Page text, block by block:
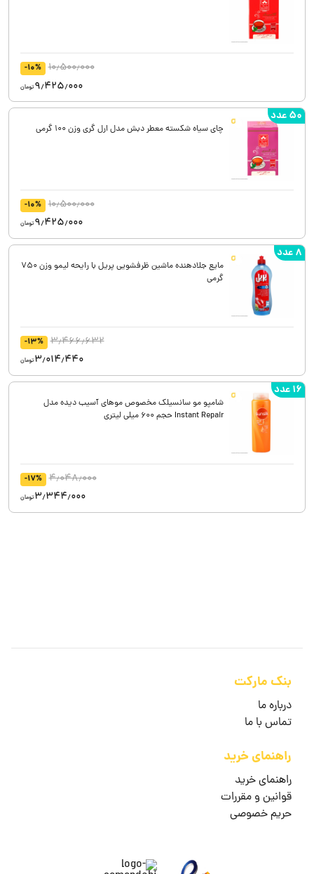
10٫500٫000 -10%
9٫425٫000تومان
چای سیاه شکسته معطر دبش مدل ارل گری وزن 100 گرمی
10٫500٫000 -10%
9٫425٫000تومان
50 عدد
مایع جلادهنده ماشین ظرفشویی پریل با رایحه لیمو وزن 750
گرمی
3٫466٫632 -13%
3٫014٫440تومان
8 عدد
شامپو مو سانسیلک مخصوص موهای آسیب دیده مدل
Instant Repair حجم 600 میلی لیتری
4٫048٫000 -17%
3٫344٫000تومان
16 عدد
بنک مارکت
درباره ما
تماس با ما
راهنمای خرید
راهنمای خرید
قوانین و مقررات
حریم خصوصی